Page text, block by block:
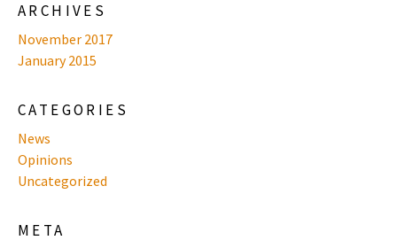
ARCHIVES
November 2017
January 2015
CATEGORIES
News
Opinions
Uncategorized
META